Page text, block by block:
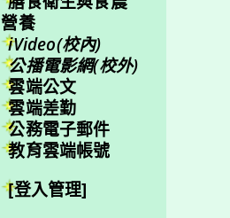
營養
iVideo(校內)
公播電影網(校外)
雲端公文
雲端差勤
公務電子郵件
教育雲端帳號
[登入管理]